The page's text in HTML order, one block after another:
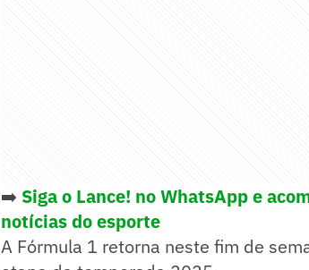
➡️ Siga o Lance! no WhatsApp e
notícias do esporte
A Fórmula 1 retorna neste fim de